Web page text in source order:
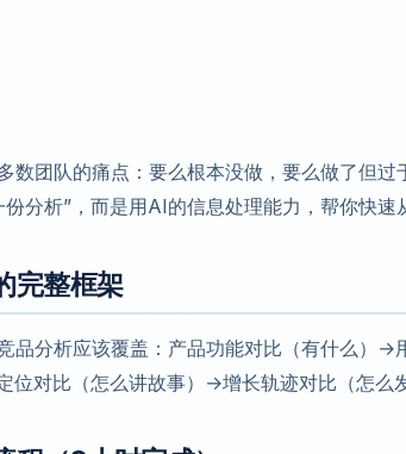
数团队的痛点：要么根本没做，要么做了但
分析”，而是用AI的信息处理能力，帮你快速
完整框架
品分析应该覆盖：产品功能对比（有什么）
位对比（怎么讲故事）→增长轨迹对比（怎么